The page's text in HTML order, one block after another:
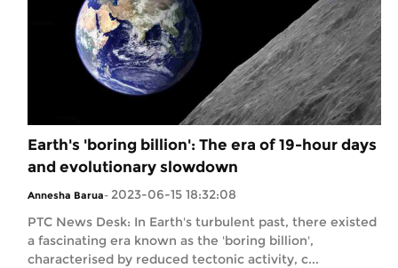
Earth's 'boring billion': The era of 19-hour days
and evolutionary slowdown
Annesha Barua- 2023-06-15 18:32:08
PTC News Desk: In Earth's turbulent past, there existed
a fascinating era known as the 'boring billion',
characterised by reduced tectonic activity, c...